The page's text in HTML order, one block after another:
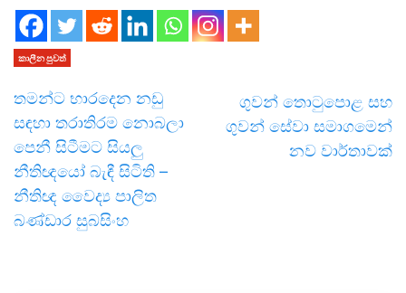
කාලීන පුවත්
තමන්ට භාරදෙන නඩු
සඳහා තරාතිරම නොබලා
පෙනී සිටීමට සියලු
නීතිඥයෝ බැඳී සිටිති –
නීතිඥ වෛද්‍ය පාලිත
බණ්ඩාර සුබසිංහ
ගුවන් තොටුපොළ සහ
ගුවන් සේවා සමාගමෙන්
නව වාර්තාවක්